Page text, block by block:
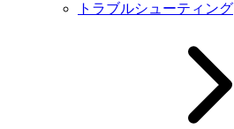
トラブルシューティング